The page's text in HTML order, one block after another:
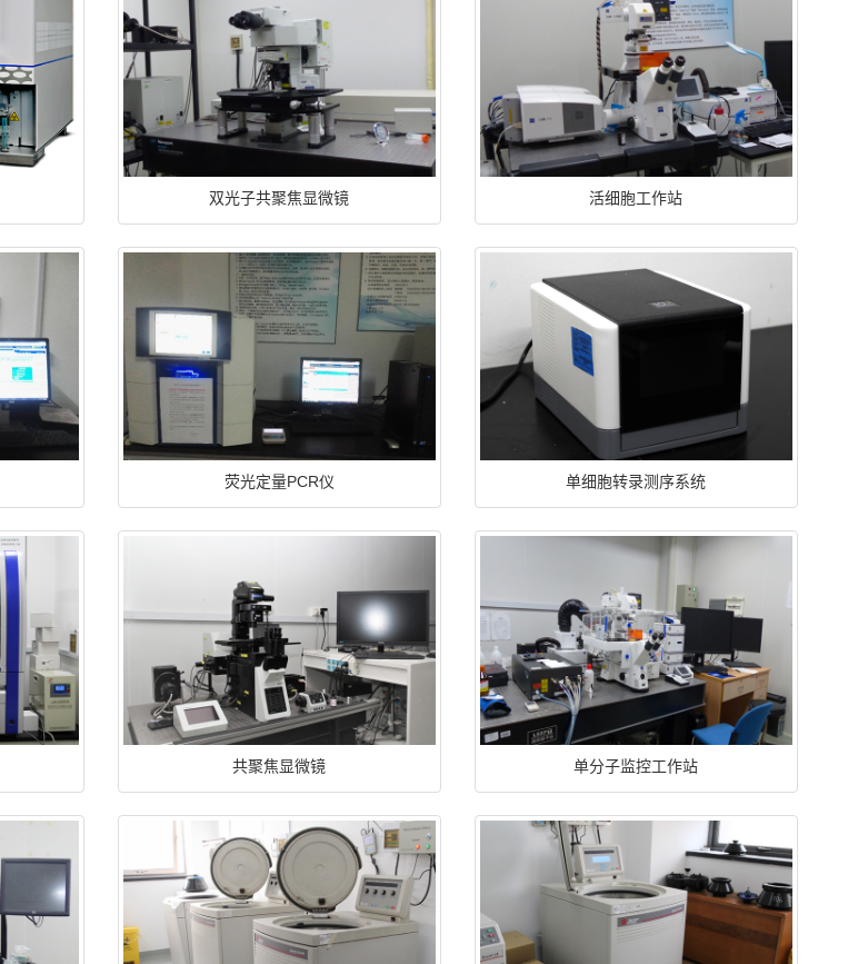
双光子共聚焦显微镜 活细胞工作站
荧光定量PCR仪 单细胞转录测序系统
共聚焦显微镜 单分子监控工作站